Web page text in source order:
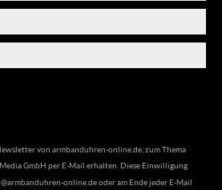
von armbanduhren-online.de, zum Thema
GmbH per E-Mail erhalten. Diese Einwilligung
online.deoder am Ende jeder E-Mail